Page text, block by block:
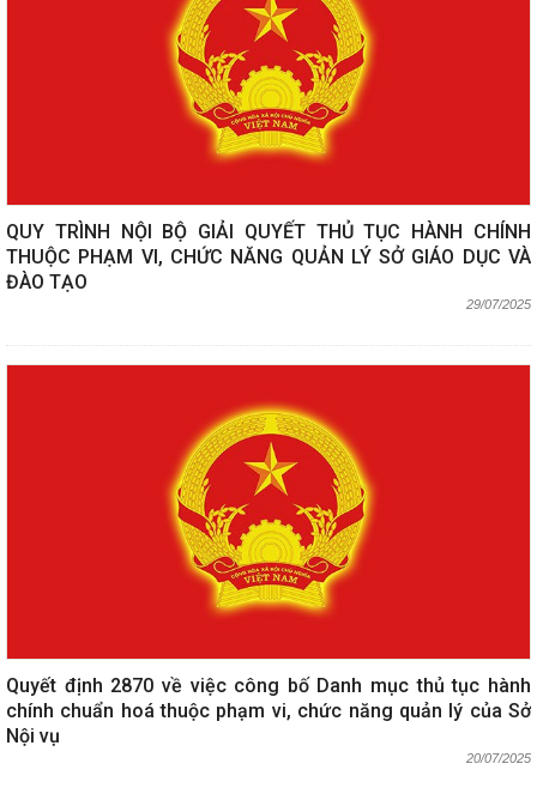
QUY TRÌNH NỘI BỘ GIẢI QUYẾT THỦ TỤC HÀNH CHÍNH
THUỘC PHẠM VI, CHỨC NĂNG QUẢN LÝ SỞ GIÁO DỤC VÀ
ĐÀO TẠO
29/07/2025
Quyết định 2870 về việc công bố Danh mục thủ tục hành
chính chuẩn hoá thuộc phạm vi, chức năng quản lý của Sở
Nội vụ
20/07/2025